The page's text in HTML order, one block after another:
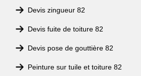
Devis zingueur 82
Devis fuite de toiture 82
Devis pose de gouttière 82
Peinture sur tuile et toiture 82